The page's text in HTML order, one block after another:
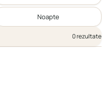
Noapte
0 rezultate